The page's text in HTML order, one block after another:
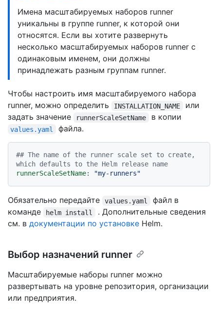
Имена масштабируемых наборов runner
уникальны в группе runner, к которой они
относятся. Если вы хотите развернуть
несколько масштабируемых наборов runner с
одинаковым именем, они должны
принадлежать разным группам runner.
Чтобы настроить имя масштабируемого набора
runner, можно определить
INSTALLATION_NAME
или
задать значение
runnerScaleSetName в копии
values.yaml файла.
## The name of the runner scale set to create,
which defaults to the Helm release name
runnerScaleSetName:
"my-runners"
Обязательно передайте values.yaml
файл в
команде
helm install
. Дополнительные сведения
см. в документации по установке Helm.
Выбор назначений runner
Масштабируемые наборы runner можно
развертывать на уровне репозитория, организации
или предприятия.